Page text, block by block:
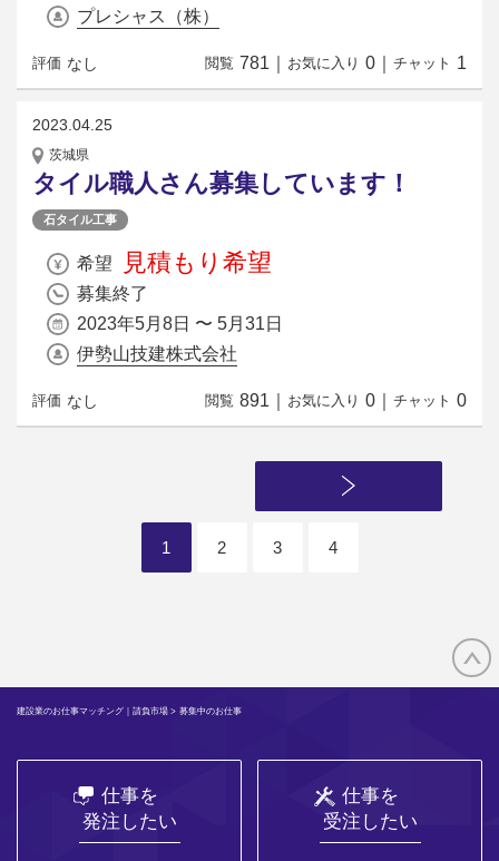
プレシャス（株）
評価 なし 閲覧 781 お気に入り 0 チャット 1
2023.04.25
茨城県
タイル職人さん募集しています！
石タイル工事
希望 見積もり希望
募集終了
2023年5月8日 〜 5月31日
伊勢山技建株式会社
評価 なし 閲覧 891 お気に入り 0 チャット 0
1 2 3 4
建設業のお仕事マッチング｜請負市場 > 募集中のお仕事
仕事を
発注したい
仕事を
受注したい